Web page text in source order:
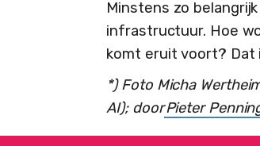
Minstens zo
infrastructuur. Hoe
komt eruit voort? Dat
*) Foto Micha
AI); doorPieter